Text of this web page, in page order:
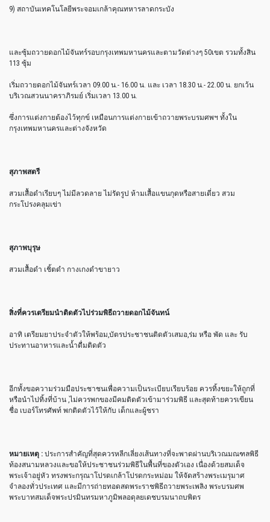
9) สถาบันเทคโนโลยีพระจอมเกล้าคุณทหารลาดกระบัง
และซุ้มถวายดอกไม้จันทร์รอบกรุงเทพมหานครและตามวัดต่างๆ 50เขต รวมทั้งสิน
113 ซุ้ม
เริ่มถวายดอกไม้จันทร์เวลา 09.00 น.- 16.00 น. และ เวลา 18.30 น.- 22.00 น. ยกเว้น
บริเวณสวนนาคราภิรมย์ เริ่มเวลา 13.00 น.
ซึ่งการแต่งกายต้องไว้ทุกข์ เหมือนการแต่งกายเข้าถวายพระบรมศพฯ ทั้งใน
กรุงเทพมหานครและต่างจังหวัด
สุภาพสตรี
สวมเสื้อดำเรียบๆ ไม่มีลวดลาย ไม่รัดรูป ห้ามเสื้อแขนกุดหรือสายเดี่ยว สวม
กระโปรงคลุมเข่า
สุภาพบุรุษ
สวมเสื้อดำ เชิ้ตดำ กางเกงดำขายาว
สิ่งที่ควรเตรียมนำติดตัวไปร่วมพิธีถวายดอกไม้จันทน์
อาทิ เตรียมยาประจำตัวให้พร้อม,บัตรประชาชนติดตัวเสมอ,ร่ม หรือ พัด และ รับ
ประทานอาหารและน้ำดื่มติดตัว
อีกทั้งขอความร่วมมือประชาชนเพื่อความเป็นระเบียบเรียบร้อย ควรทิ้งขยะให้ถูกที่
หรือนำไปทิ้งที่บ้าน ,ไม่ควรพกของมีคมติดตัวเข้ามาร่วมพิธี และสุดท้ายควรเขียน
ชื่อ เบอร์โทรศัพท์ พกติดตัวไว้ให้กับ เด็กและผู้ชรา
หมายเหตุ : ประการสำคัญที่สุดควรหลีกเลี่ยงเส้นทางที่จะพาดผ่านบริเวณมณฑลพิธี
ท้องสนามหลวงและขอให้ประชาชนร่วมพิธีในพื้นที่ของตัวเอง เนื่องด้วยสมเด็จ
พระเจ้าอยู่หัว ทรงพระกรุณาโปรดเกล้าโปรดกระหม่อม ให้จัดสร้างพระเมรุมาศ
จำลองทั่วประเทศ และมีการถ่ายทอดสดพระราชพิธีถวายพระเพลิง พระบรมศพ
พระบาทสมเด็จพระปรมินทรมหาภูมิพลอดุลยเดชบรมนาถบพิตร